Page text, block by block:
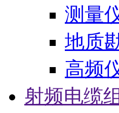
测量
地质
高频
射频电缆